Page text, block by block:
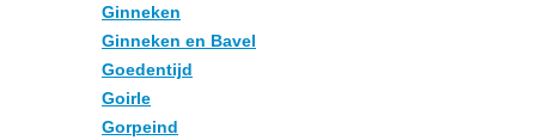
Ginneken
Ginneken en Bavel
Goedentijd
Goirle
Gorpeind